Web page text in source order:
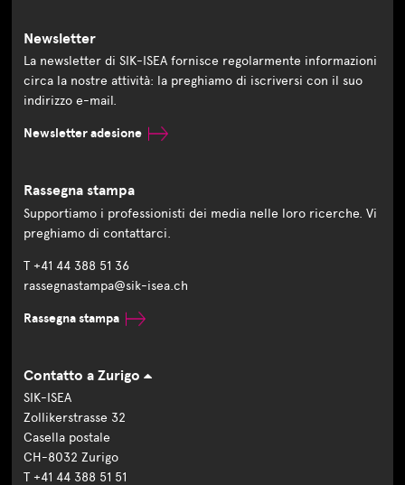
Newsletter
La newsletter di SIK-ISEA fornisce regolarmente informazioni
circa la nostre attività: la preghiamo di iscriversi con il suo
indirizzo e-mail.
Newsletter adesione
Rassegna stampa
Supportiamo i professionisti dei media nelle loro ricerche. Vi
preghiamo di contattarci.
T +41 44 388 51 36
rassegnastampa@sik-isea.ch
Rassegna stampa
Contatto a Zurigo
SIK-ISEA
Zollikerstrasse 32
Casella postale
CH-8032 Zurigo
T +41 44 388 51 51